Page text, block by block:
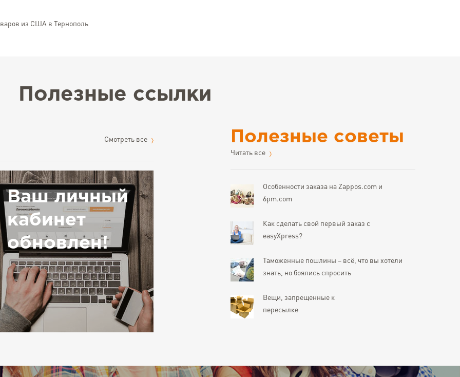
из США в Тернополь
Полезные ссылки
Cмотреть все
Ваш личный
кабинет
обновлен!
Полезные советы
Читать все
Особенности заказа на Zappos.com и
6pm.com
Как сделать свой первый заказ с
easyXpress?
Таможенные пошлины – всё, что вы хотели
знать, но боялись спросить
Вещи, запрещенные к
пересылке